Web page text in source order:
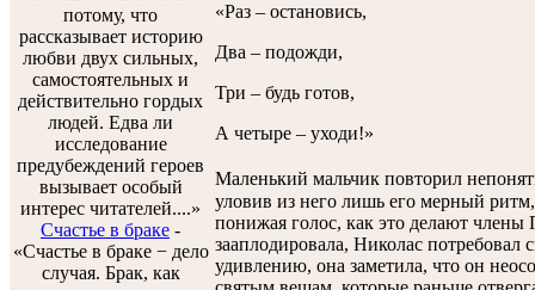
потому, что
рассказывает историю
любви двух сильных,
самостоятельных и
действительно гордых
людей. Едва ли
исследование
предубеждений героев
вызывает особый
интерес читателей....»
Счастье в браке -
«Счастье в браке − дело
случая. Брак, как
«Раз – остановись,
Два – подожди,
Три – будь готов,
А четыре – уходи!»
Маленький мальчик повторил
уловив из него лишь его мерный
понижая голос, как это делают члены
зааплодировала, Николас
удивлению, она заметила, что он